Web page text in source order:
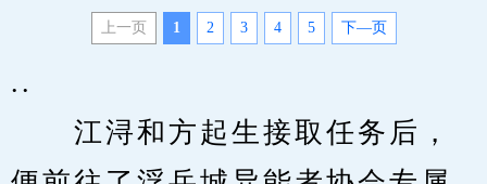
上一页 1 2 3 4 5 下—页
..
江浔和方起生接取任务后，